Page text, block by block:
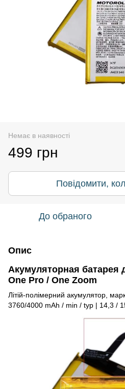
Немає в наявності
499 грн
Повідомити,
До обраного
Опис
Акумуляторная батарея
One Pro / One Zoom
Літій-полімерний акумулятор,
3760/4000 mAh / min / typ | 14,3 /